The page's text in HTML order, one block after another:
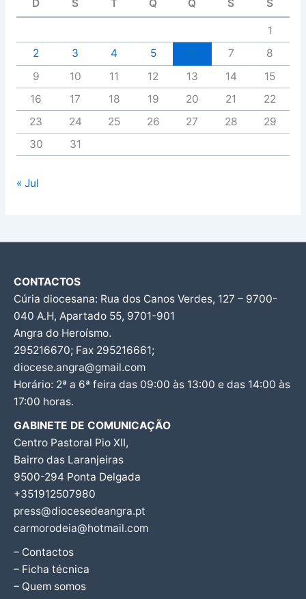
D S T Q Q S S
1
2
3 4 5 7
8
9
10 11 12 13 14
15
16
17 18 19 20 21
22
23
24 25 26 27 28
29
30
31
« Jul
CONTACTOS
Cúria diocesana: Rua dos Canos Verdes, 127 – 9700-
040 A.H, Apartado 55, 9701-901
Angra do Heroísmo.
295216670; Fax 295216661;
diocese.angra@gmail.com
Horário: 2ª a 6ª feira das 09:00 às 13:00 e das 14:00 às
17:00 horas.
GABINETE DE COMUNICAÇÃO
Centro Pastoral Pio XII,
Bairro das Laranjeiras
9500-294 Ponta Delgada
+351912507980
press@diocesedeangra.pt
carmorodeia@hotmail.com
– Contactos
– Ficha técnica
– Quem somos